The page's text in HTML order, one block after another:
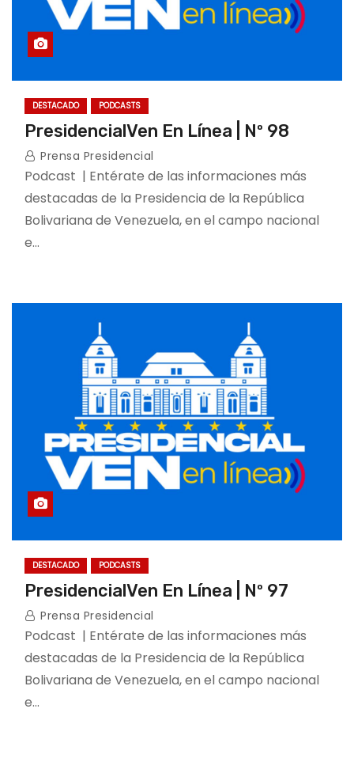
DESTACADO PODCASTS
PresidencialVen En Línea | Nº 98
Prensa Presidencial
Podcast | Entérate de las informaciones más
destacadas de la Presidencia de la República
Bolivariana de Venezuela, en el campo nacional
e…
DESTACADO PODCASTS
PresidencialVen En Línea | Nº 97
Prensa Presidencial
Podcast | Entérate de las informaciones más
destacadas de la Presidencia de la República
Bolivariana de Venezuela, en el campo nacional
e…